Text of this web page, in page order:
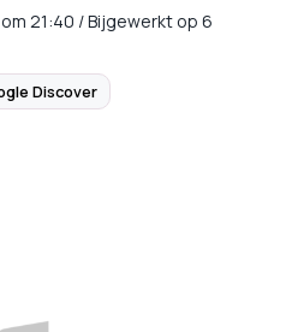
om 21:40 /Bijgewerkt op 6
Discover